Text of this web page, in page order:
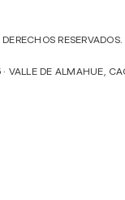
RESERVADOS.
VALLE DE ALMAHUE,